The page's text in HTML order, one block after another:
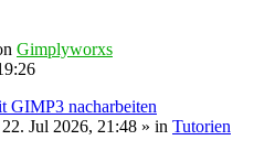
Gimplyworxs
GIMP3 nacharbeiten
Jul 2026, 21:48 » in Tutorien